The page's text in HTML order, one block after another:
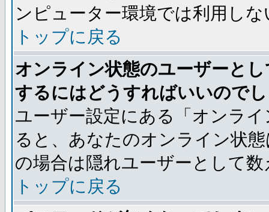
ンピューター環境では利用し
トップに戻る
オンライン状態のユーザーと
するにはどうすればいいので
ユーザー設定にある「オンラ
ると、あなたのオンライン状
の場合は隠れユーザーとして
トップに戻る